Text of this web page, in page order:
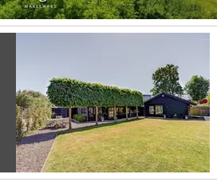
Vorige